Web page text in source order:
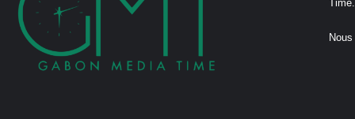
Time.